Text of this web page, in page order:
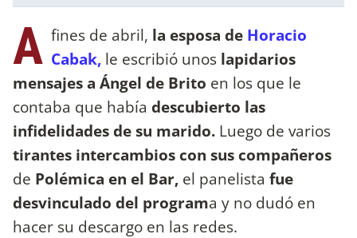
A fines de abril, la esposa de Horacio
Cabak, le escribió unos lapidarios
mensajes a Ángel de Brito en los que le
contaba que había descubierto las
infidelidades de su marido. Luego de varios
tirantes intercambios con sus compañeros
de Polémica en el Bar, el panelista fue
desvinculado del programa y no dudó en
hacer su descargo en las redes.